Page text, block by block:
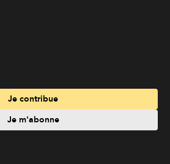
Je contribue
Je m'abonne